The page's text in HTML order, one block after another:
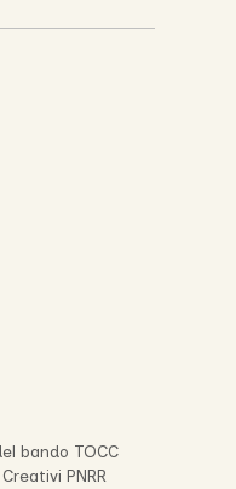
bando TOCC
PNRR